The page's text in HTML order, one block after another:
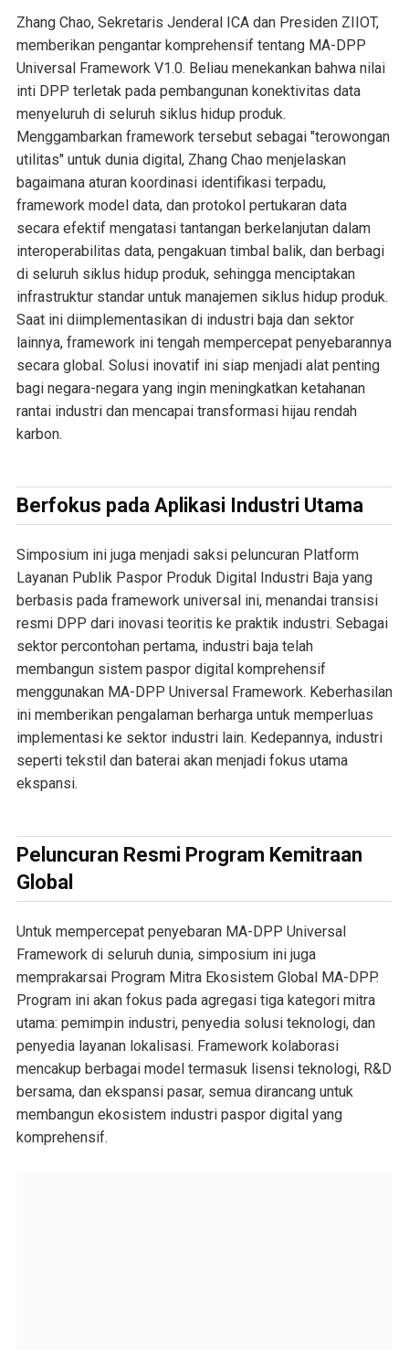
Zhang Chao, Sekretaris Jenderal ICA dan Presiden ZIIOT,
memberikan pengantar komprehensif tentang MA-DPP
Universal Framework V1.0. Beliau menekankan bahwa nilai
inti DPP terletak pada pembangunan konektivitas data
menyeluruh di seluruh siklus hidup produk.
Menggambarkan framework tersebut sebagai "terowongan
utilitas" untuk dunia digital, Zhang Chao menjelaskan
bagaimana aturan koordinasi identifikasi terpadu,
framework model data, dan protokol pertukaran data
secara efektif mengatasi tantangan berkelanjutan dalam
interoperabilitas data, pengakuan timbal balik, dan berbagi
di seluruh siklus hidup produk, sehingga menciptakan
infrastruktur standar untuk manajemen siklus hidup produk.
Saat ini diimplementasikan di industri baja dan sektor
lainnya, framework ini tengah mempercepat penyebarannya
secara global. Solusi inovatif ini siap menjadi alat penting
bagi negara-negara yang ingin meningkatkan ketahanan
rantai industri dan mencapai transformasi hijau rendah
karbon.
Berfokus pada Aplikasi Industri Utama
Simposium ini juga menjadi saksi peluncuran Platform
Layanan Publik Paspor Produk Digital Industri Baja yang
berbasis pada framework universal ini, menandai transisi
resmi DPP dari inovasi teoritis ke praktik industri. Sebagai
sektor percontohan pertama, industri baja telah
membangun sistem paspor digital komprehensif
menggunakan MA-DPP Universal Framework. Keberhasilan
ini memberikan pengalaman berharga untuk memperluas
implementasi ke sektor industri lain. Kedepannya, industri
seperti tekstil dan baterai akan menjadi fokus utama
ekspansi.
Peluncuran Resmi Program Kemitraan
Global
Untuk mempercepat penyebaran MA-DPP Universal
Framework di seluruh dunia, simposium ini juga
memprakarsai Program Mitra Ekosistem Global MA-DPP.
Program ini akan fokus pada agregasi tiga kategori mitra
utama: pemimpin industri, penyedia solusi teknologi, dan
penyedia layanan lokalisasi. Framework kolaborasi
mencakup berbagai model termasuk lisensi teknologi, R&D
bersama, dan ekspansi pasar, semua dirancang untuk
membangun ekosistem industri paspor digital yang
komprehensif.